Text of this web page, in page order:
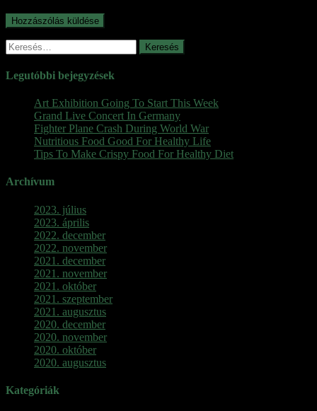
Keresés:
Legutóbbi bejegyzések
Art Exhibition Going To Start This Week
Grand Live Concert In Germany
Fighter Plane Crash During World War
Nutritious Food Good For Healthy Life
Tips To Make Crispy Food For Healthy Diet
Archívum
2023. július
2023. április
2022. december
2022. november
2021. december
2021. november
2021. október
2021. szeptember
2021. augusztus
2020. december
2020. november
2020. október
2020. augusztus
Kategóriák